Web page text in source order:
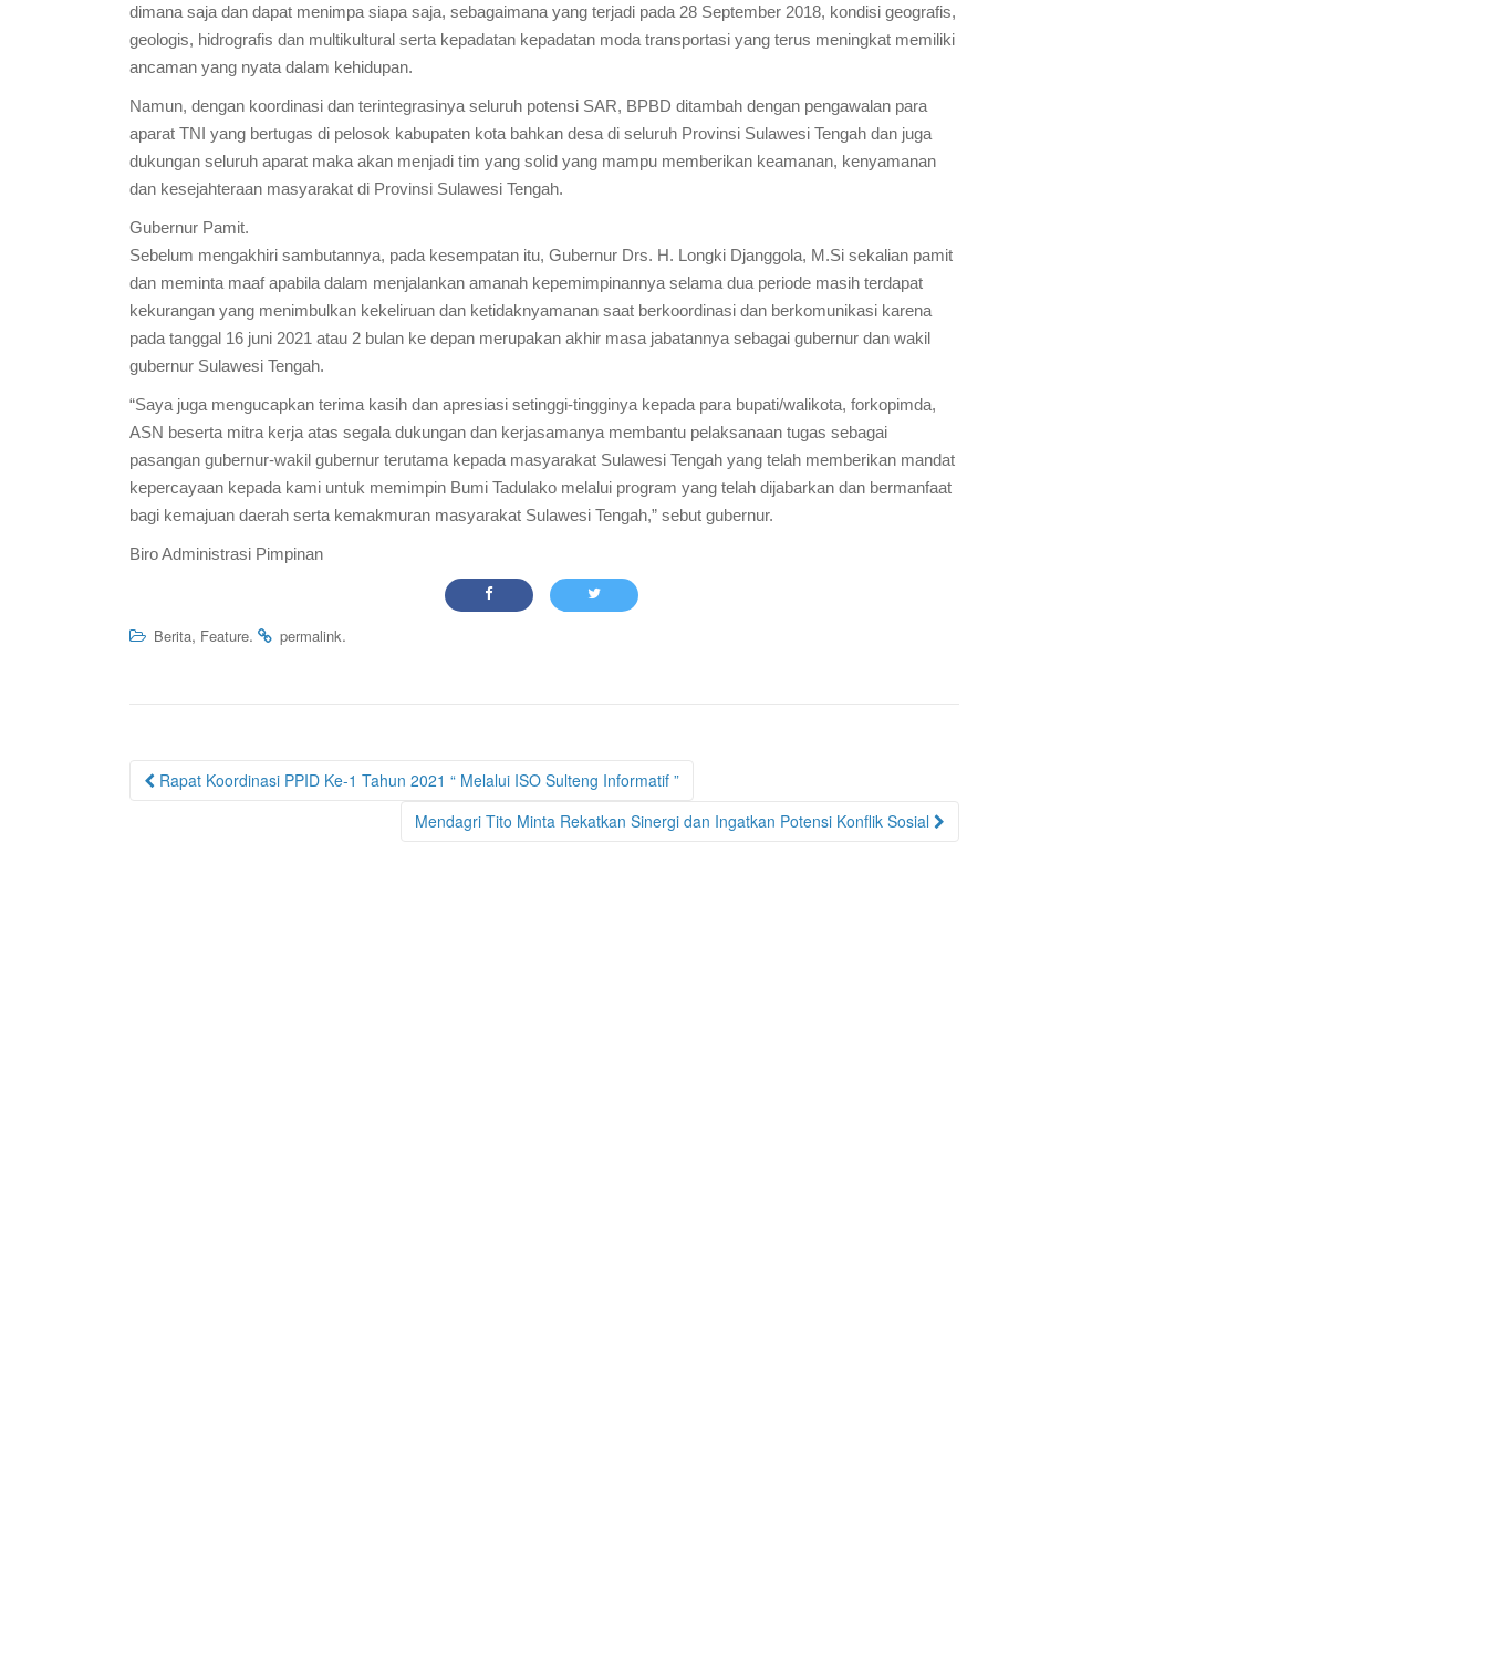
dimana saja dan dapat menimpa siapa saja, sebagaimana yang terjadi pada 28 September 2018, kondisi geografis,
geologis, hidrografis dan multikultural serta kepadatan kepadatan moda transportasi yang terus meningkat memiliki
ancaman yang nyata dalam kehidupan.
Namun, dengan koordinasi dan terintegrasinya seluruh potensi SAR, BPBD ditambah dengan pengawalan para
aparat TNI yang bertugas di pelosok kabupaten kota bahkan desa di seluruh Provinsi Sulawesi Tengah dan juga
dukungan seluruh aparat maka akan menjadi tim yang solid yang mampu memberikan keamanan, kenyamanan
dan kesejahteraan masyarakat di Provinsi Sulawesi Tengah.
Gubernur Pamit.
Sebelum mengakhiri sambutannya, pada kesempatan itu, Gubernur Drs. H. Longki Djanggola, M.Si sekalian pamit
dan meminta maaf apabila dalam menjalankan amanah kepemimpinannya selama dua periode masih terdapat
kekurangan yang menimbulkan kekeliruan dan ketidaknyamanan saat berkoordinasi dan berkomunikasi karena
pada tanggal 16 juni 2021 atau 2 bulan ke depan merupakan akhir masa jabatannya sebagai gubernur dan wakil
gubernur Sulawesi Tengah.
“Saya juga mengucapkan terima kasih dan apresiasi setinggi-tingginya kepada para bupati/walikota, forkopimda,
ASN beserta mitra kerja atas segala dukungan dan kerjasamanya membantu pelaksanaan tugas sebagai
pasangan gubernur-wakil gubernur terutama kepada masyarakat Sulawesi Tengah yang telah memberikan mandat
kepercayaan kepada kami untuk memimpin Bumi Tadulako melalui program yang telah dijabarkan dan bermanfaat
bagi kemajuan daerah serta kemakmuran masyarakat Sulawesi Tengah,” sebut gubernur.
Biro Administrasi Pimpinan
Berita, Feature. permalink.
Post
Rapat Koordinasi PPID Ke-1 Tahun 2021 “ Melalui ISO Sulteng Informatif ”
Mendagri Tito Minta Rekatkan Sinergi dan Ingatkan Potensi Konflik Sosial